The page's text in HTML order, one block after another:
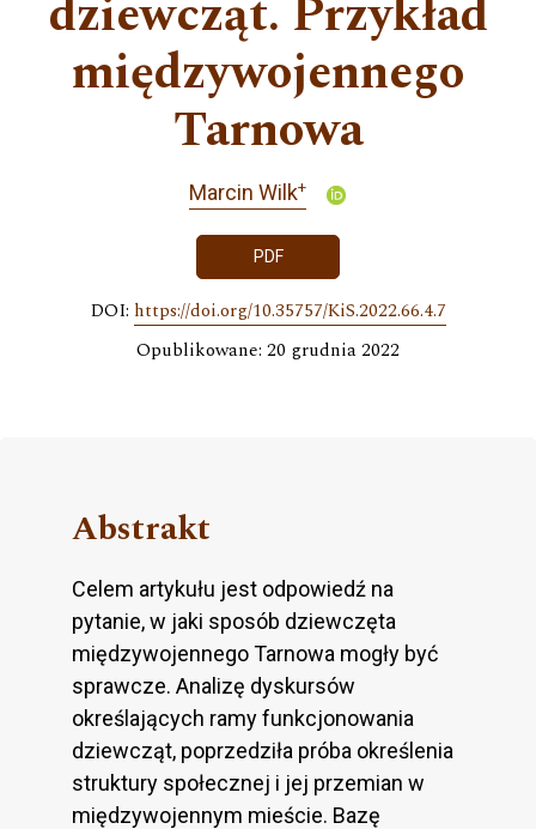
dziewcząt. Przykład
międzywojennego
Tarnowa
Marcin Wilk+
PDF
DOI: https://doi.org/10.35757/KiS.2022.66.4.7
Opublikowane: 20 grudnia 2022
Abstrakt
Celem artykułu jest odpowiedź na
pytanie, w jaki sposób dziewczęta
międzywojennego Tarnowa mogły być
sprawcze. Analizę dyskursów
określających ramy funkcjonowania
dziewcząt, poprzedziła próba określenia
struktury społecznej i jej przemian w
międzywojennym mieście. Bazę